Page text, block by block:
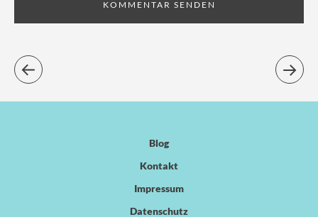
Blog
Kontakt
Impressum
Datenschutz